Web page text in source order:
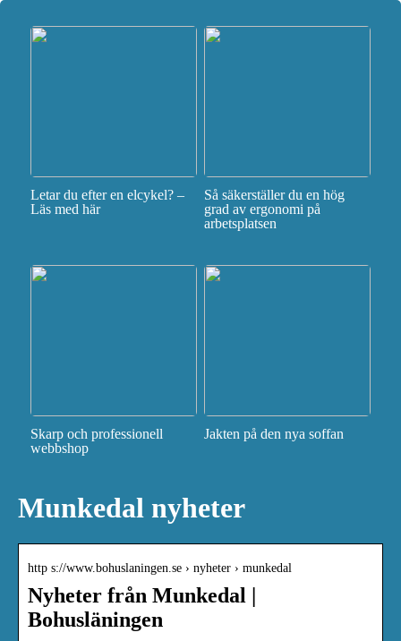
Letar du efter en elcykel? –
Läs med här
Så säkerställer du en hög
grad av ergonomi på
arbetsplatsen
Skarp och professionell
webbshop
Jakten på den nya soffan
Munkedal nyheter
http s://www.bohuslaningen.se › nyheter › munkedal
Nyheter från Munkedal |
Bohusläningen